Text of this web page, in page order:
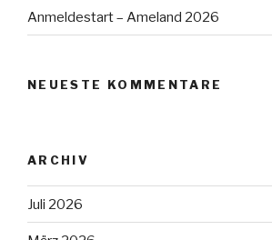
Anmeldestart – Ameland 2026
NEUESTE KOMMENTARE
ARCHIV
Juli 2026